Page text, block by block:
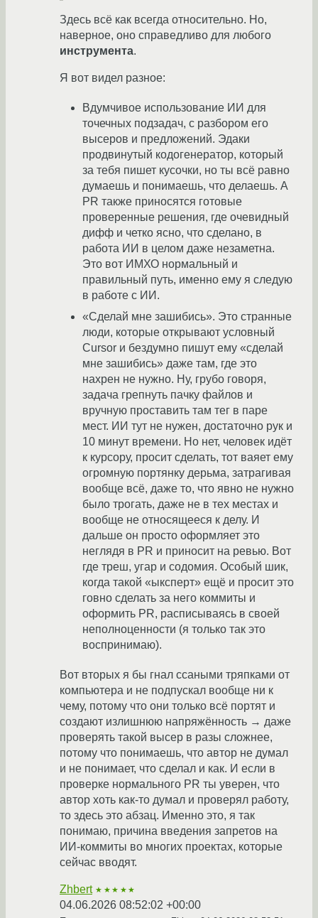
Здесь всё как всегда относительно. Но,
наверное, оно справедливо для любого
инструмента.
Я вот видел разное:
Вдумчивое использование ИИ для
точечных подзадач, с разбором его
высеров и предложений. Эдаки
продвинутый кодогенератор, который
за тебя пишет кусочки, но ты всё равно
думаешь и понимаешь, что делаешь. А
PR также приносятся готовые
проверенные решения, где очевидный
дифф и четко ясно, что сделано, в
работа ИИ в целом даже незаметна.
Это вот ИМХО нормальный и
правильный путь, именно ему я следую
в работе с ИИ.
«Сделай мне зашибись». Это странные
люди, которые открывают условный
Cursor и бездумно пишут ему «сделай
мне зашибись» даже там, где это
нахрен не нужно. Ну, грубо говоря,
задача грепнуть пачку файлов и
вручную проставить там тег в паре
мест. ИИ тут не нужен, достаточно рук и
10 минут времени. Но нет, человек идёт
к курсору, просит сделать, тот ваяет ему
огромную портянку дерьма, затрагивая
вообще всё, даже то, что явно не нужно
было трогать, даже не в тех местах и
вообще не относящееся к делу. И
дальше он просто оформляет это
неглядя в PR и приносит на ревью. Вот
где треш, угар и содомия. Особый шик,
когда такой «ыксперт» ещё и просит это
говно сделать за него коммиты и
оформить PR, расписываясь в своей
неполноценности (я только так это
воспринимаю).
Вот вторых я бы гнал ссаными тряпками от
компьютера и не подпускал вообще ни к
чему, потому что они только всё портят и
создают излишнюю напряжённость → даже
проверять такой высер в разы сложнее,
потому что понимаешь, что автор не думал
и не понимает, что сделал и как. И если в
проверке нормального PR ты уверен, что
автор хоть как-то думал и проверял работу,
то здесь это абзац. Именно это, я так
понимаю, причина введения запретов на
ИИ-коммиты во многих проектах, которые
сейчас вводят.
Zhbert ★★★★★
04.06.2026 08:52:02 +00:00